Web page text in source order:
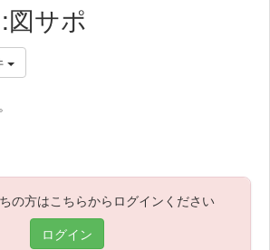
図サポ
の方はこちらからログインください
ログイン